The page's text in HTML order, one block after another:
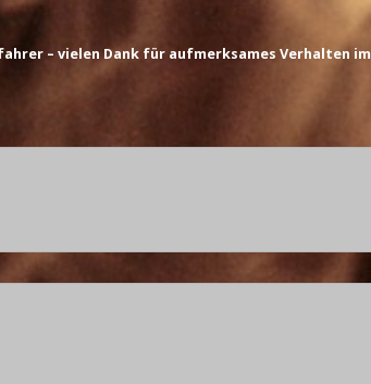
– vielen Dank für aufmerksames Verhalten im